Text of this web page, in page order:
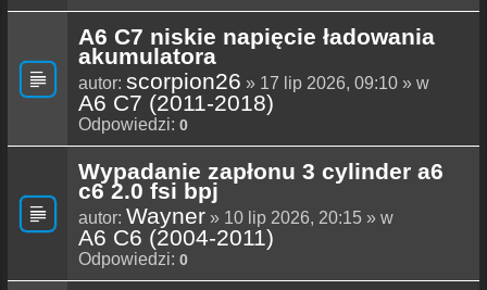
A6 C7 niskie napięcie ładowania
akumulatora
autor: scorpion26 » 17 lip 2026, 09:10 » w
A6 C7 (2011-2018)
Odpowiedzi: 0
Wypadanie zapłonu 3 cylinder a6
c6 2.0 fsi bpj
autor: Wayner » 10 lip 2026, 20:15 » w
A6 C6 (2004-2011)
Odpowiedzi: 0